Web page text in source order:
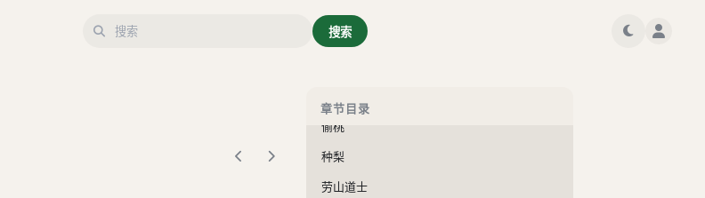
搜索
章节目录
荍中怪
偷桃
种梨
劳山道士